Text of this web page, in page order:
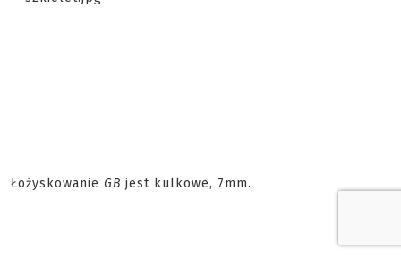
Łożyskowanie GB jest kulkowe, 7mm.